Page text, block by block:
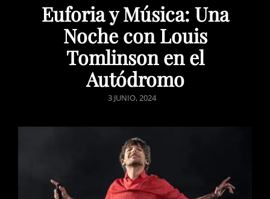
Euforia y Música: Una
Noche con Louis
Tomlinson en el
Autódromo
POSTED
3 JUNIO, 2024